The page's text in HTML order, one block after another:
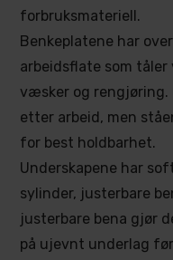
forbruksmateriell.
Benkeplatene har
arbeidsflate som tåler
væsker og rengjøring.
etter arbeid, men
for best holdbarhet.
Underskapene har
sylinder, justerbare
justerbare bena gjør
på ujevnt underlag